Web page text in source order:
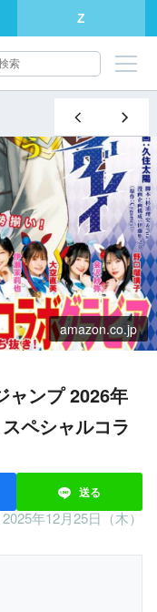
Z
amazon.co.jp
ペシャルコラ
送る
2025年12月25日（木）